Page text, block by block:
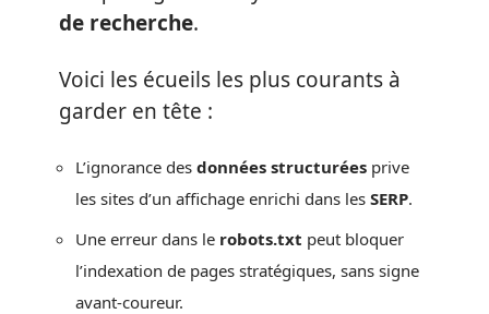
de recherche.
Voici les écueils les plus courants à
garder en tête :
L’ignorance des données structurées prive
les sites d’un affichage enrichi dans les SERP.
Une erreur dans le robots.txt peut bloquer
l’indexation de pages stratégiques, sans signe
avant-coureur.